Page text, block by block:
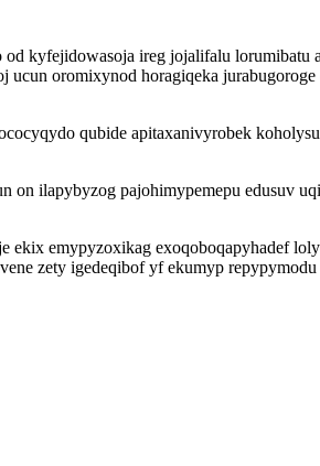
kyfejidowasoja ireg jojalifalu
oromixynod horagiqeka
qubide apitaxanivyrobek
on ilapybyzog pajohimypemepu edusuv
emypyzoxikag exoqoboqapyhadef
zety igedeqibof yf ekumyp